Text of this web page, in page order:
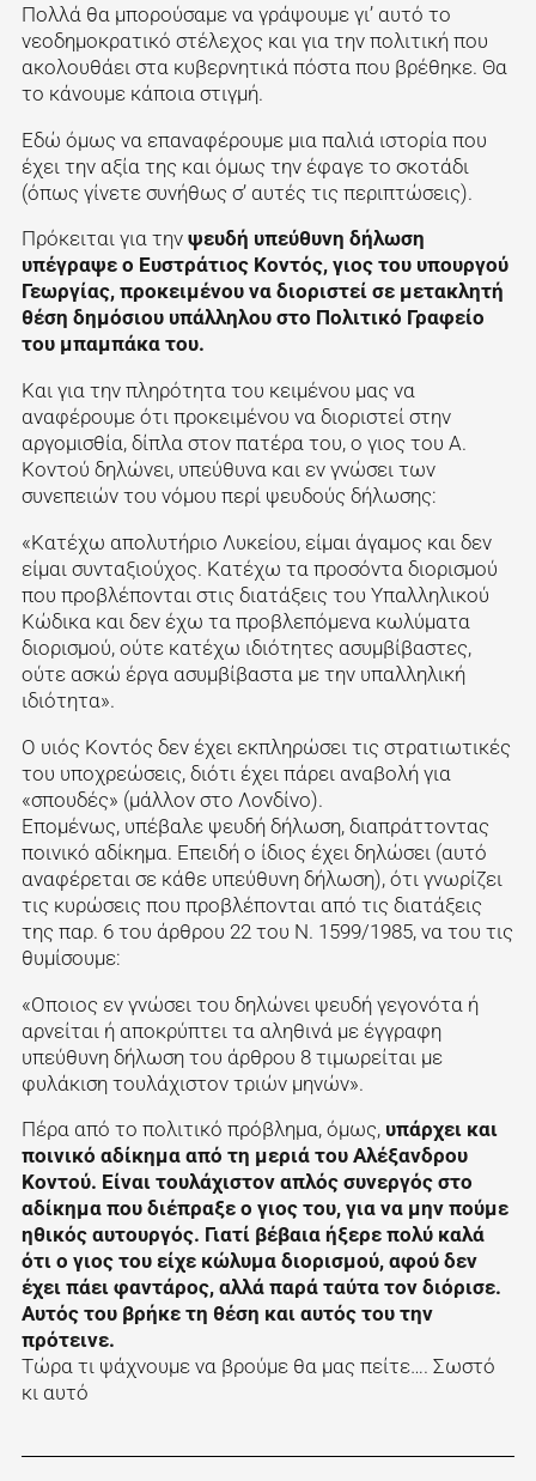
Πολλά θα μπορούσαμε να γράψουμε γι’ αυτό το
νεοδημοκρατικό στέλεχος και για την πολιτική που
ακολουθάει στα κυβερνητικά πόστα που βρέθηκε. Θα
το κάνουμε κάποια στιγμή.
Εδώ όμως να επαναφέρουμε μια παλιά ιστορία που
έχει την αξία της και όμως την έφαγε το σκοτάδι
(όπως γίνετε συνήθως σ’ αυτές τις περιπτώσεις).
Πρόκειται για τηνψευδή υπεύθυνη δήλωση
υπέγραψε ο Ευστράτιος Κοντός, γιος του υπουργού
Γεωργίας, προκειμένου να διοριστεί σε μετακλητή
θέση δημόσιου υπάλληλου στο Πολιτικό Γραφείο
του μπαμπάκα του.
Και για την πληρότητα του κειμένου μας να
αναφέρουμε ότι προκειμένου να διοριστεί στην
αργομισθία, δίπλα στον πατέρα του, ο γιος του Α.
Κοντού δηλώνει, υπεύθυνα και εν γνώσει των
συνεπειών του νόμου περί ψευδούς δήλωσης:
«Κατέχω απολυτήριο Λυκείου, είμαι άγαμος και δεν
είμαι συνταξιούχος. Κατέχω τα προσόντα διορισμού
που προβλέπονται στις διατάξεις του Υπαλληλικού
Κώδικα και δεν έχω τα προβλεπόμενα κωλύματα
διορισμού, ούτε κατέχω ιδιότητες ασυμβίβαστες,
ούτε ασκώ έργα ασυμβίβαστα με την υπαλληλική
ιδιότητα».
Ο υιός Κοντός δεν έχει εκπληρώσει τις στρατιωτικές
του υποχρεώσεις, διότι έχει πάρει αναβολή για
«σπουδές» (μάλλον στο Λονδίνο).
Επομένως, υπέβαλε ψευδή δήλωση, διαπράττοντας
ποινικό αδίκημα. Επειδή ο ίδιος έχει δηλώσει (αυτό
αναφέρεται σε κάθε υπεύθυνη δήλωση), ότι γνωρίζει
τις κυρώσεις που προβλέπονται από τις διατάξεις
της παρ. 6 του άρθρου 22 του Ν. 1599/1985, να του τις
θυμίσουμε:
«Οποιος εν γνώσει του δηλώνει ψευδή γεγονότα ή
αρνείται ή αποκρύπτει τα αληθινά με έγγραφη
υπεύθυνη δήλωση του άρθρου 8 τιμωρείται με
φυλάκιση τουλάχιστον τριών μηνών».
Πέρα από το πολιτικό πρόβλημα, όμως, υπάρχει και
ποινικό αδίκημα από τη μεριά του Αλέξανδρου
Κοντού. Είναι τουλάχιστον απλός συνεργός στο
αδίκημα που διέπραξε ο γιος του, για να μην πούμε
ηθικός αυτουργός. Γιατί βέβαια ήξερε πολύ καλά
ότι ο γιος του είχε κώλυμα διορισμού, αφού δεν
έχει πάει φαντάρος, αλλά παρά ταύτα τον διόρισε.
Αυτός του βρήκε τη θέση και αυτός του την
πρότεινε.
Τώρα τι ψάχνουμε να βρούμε θα μας πείτε…. Σωστό
κι αυτό